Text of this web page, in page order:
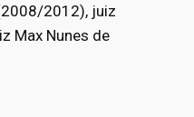
2012), juiz
Max Nunes de